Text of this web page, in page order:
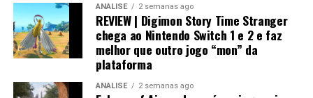
ANÁLISE 2 semanas ago
REVIEW | Digimon Story Time Stranger
chega ao Nintendo Switch 1 e 2 e faz
melhor que outro jogo “mon” da
plataforma
ANÁLISE 2 semanas ago